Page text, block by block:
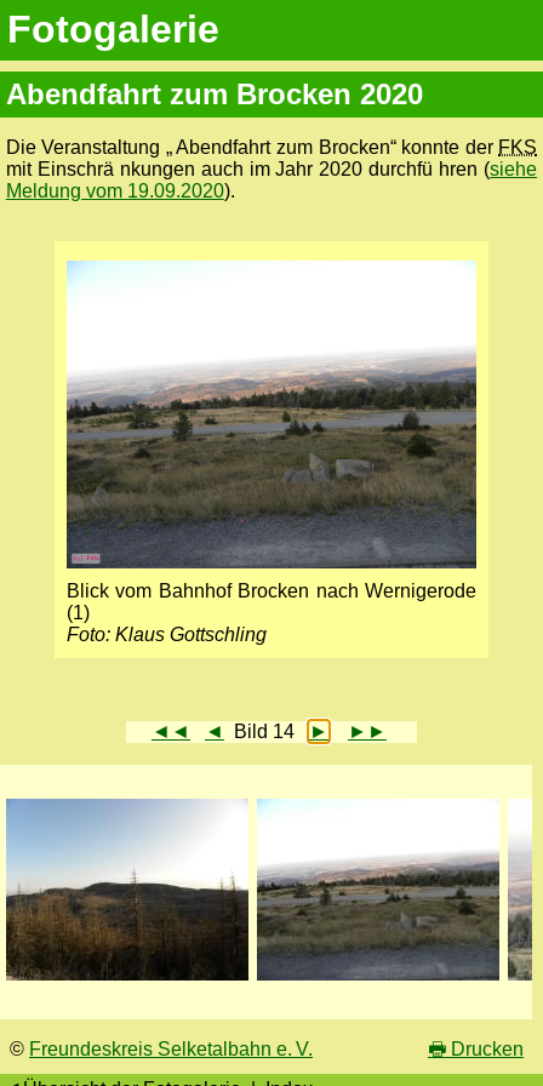
Fotogalerie
Abendfahrt zum Brocken 2020
Die Veranstaltung „ Abendfahrt zum Brocken“ konnte der FKS
mit Einschrä nkungen auch im Jahr 2020 durchfü hren (siehe
Meldung vom 19.09.2020).
Blick vom Bahnhof Brocken nach Wernigerode
(1)
Foto: Klaus Gottschling
◄◄ ◄ Bild 14 ► ►►
© Freundeskreis Selketalbahn e. V. 🖶 Drucken